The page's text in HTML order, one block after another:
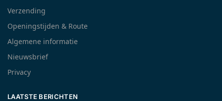
Verzending
Openingstijden & Route
Algemene informatie
Nieuwsbrief
Privacy
LAATSTE BERICHTEN